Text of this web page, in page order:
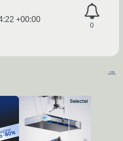
0
+00:00
→